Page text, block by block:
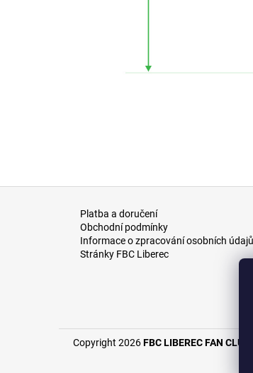
Platba a doručení
Obchodní podmínky
Informace o zpracování osobních údajů
Stránky FBC Liberec
Copyright 2026FBC LIBEREC FAN CLUB